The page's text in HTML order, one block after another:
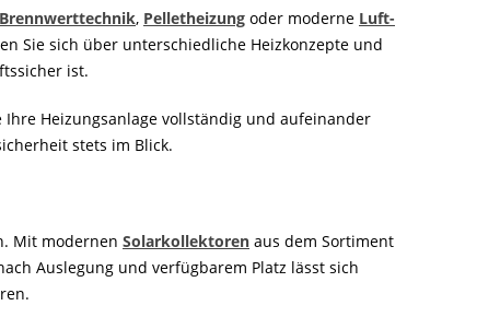
, Pelletheizung oder moderne Luft-
Sie sich über unterschiedliche Heizkonzepte und
ist.
Ihre Heizungsanlage vollständig und aufeinander
stets im Blick.
Mit modernen Solarkollektoren aus dem Sortiment
Auslegung und verfügbarem Platz lässt sich